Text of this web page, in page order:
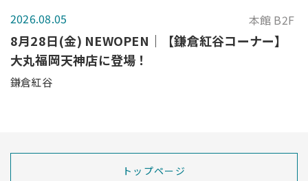
2026.08.05 本館 B2F
8月28日(金) NEWOPEN｜【鎌倉紅谷コーナー】
大丸福岡天神店に登場！
鎌倉紅谷
トップページ